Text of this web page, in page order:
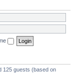
125 guests (based on